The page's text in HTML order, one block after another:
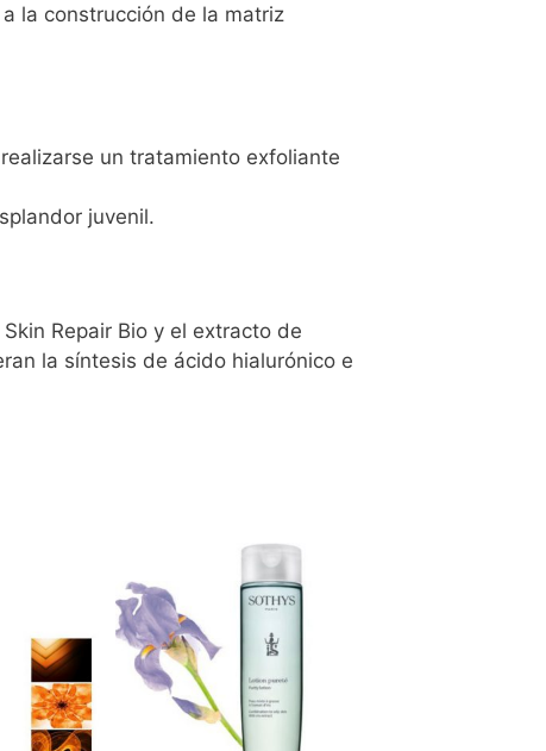
la construcción de la matriz
un tratamiento exfoliante
juvenil.
Repair Bio y el extracto de
la síntesis de ácido hialurónico e